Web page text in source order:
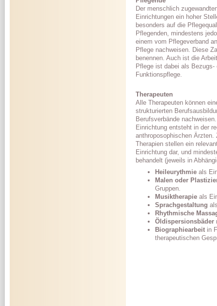
Der menschlich
Einrichtungen ein hoher
besonders auf die
Pflegenden, mindestens
einem vom Pflegeverband
Pflege nachweisen. Diese
benennen. Auch ist die
Pflege ist dabei als
Funktionspflege.
Therapeuten
Alle Therapeuten können
strukturierten
Berufsverbände
Einrichtung entsteht in der
anthroposophischen Ärzten.
Therapien stellen ein
Einrichtung dar, und
behandelt (jeweils in
Heileurythmie als
Malen oder
Gruppen.
Musiktherapie als
Sprachgestaltung
Rhythmische
Öldispersionsbäder
Biographiearbeit in
therapeutischen